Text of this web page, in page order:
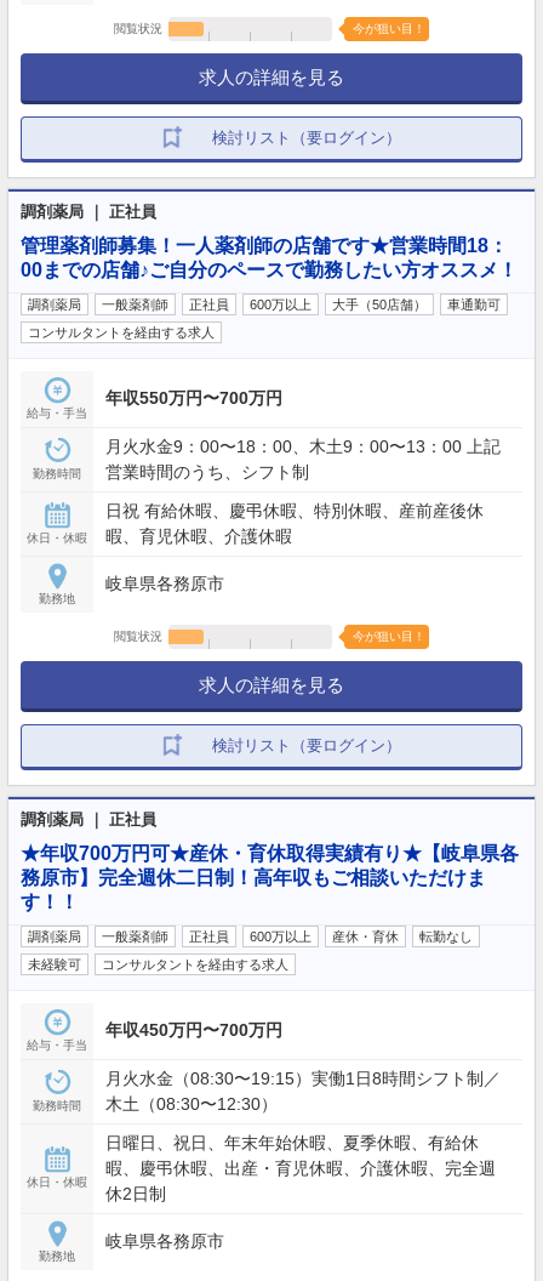
閲覧状況 今が狙い目！
求人の詳細を見る
検討リスト（要ログイン）
調剤薬局 ｜ 正社員
管理薬剤師募集！一人薬剤師の店舗です★営業時間18：
00までの店舗♪ご自分のペースで勤務したい方オススメ！
調剤薬局 一般薬剤師 正社員 600万以上 大手（50店舗）
車通勤可
コンサルタントを経由する求人
給与・手当
年収550万円〜700万円
勤務時間
月火水金9：00〜18：00、木土9：00〜13：00 上記
営業時間のうち、シフト制
休日・休暇
日祝 有給休暇、慶弔休暇、特別休暇、産前産後休
暇、育児休暇、介護休暇
勤務地
岐阜県各務原市
閲覧状況 今が狙い目！
求人の詳細を見る
検討リスト（要ログイン）
調剤薬局 ｜ 正社員
★年収700万円可★産休・育休取得実績有り★【岐阜県各
務原市】完全週休二日制！高年収もご相談いただけま
す！！
調剤薬局 一般薬剤師 正社員 600万以上 産休・育休
転勤なし
未経験可
コンサルタントを経由する求人
給与・手当
年収450万円〜700万円
勤務時間
月火水金（08:30〜19:15）実働1日8時間シフト制／
木土（08:30〜12:30）
休日・休暇
日曜日、祝日、年末年始休暇、夏季休暇、有給休
暇、慶弔休暇、出産・育児休暇、介護休暇、完全週
休2日制
勤務地
岐阜県各務原市